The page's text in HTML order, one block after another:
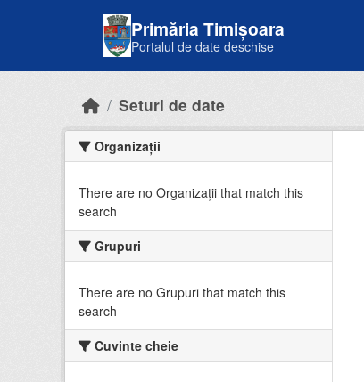
Primăria Timișoara
Portalul de date deschise
Seturi de date
Organizații
There are no Organizații that match this
search
Grupuri
There are no Grupuri that match this
search
Cuvinte cheie